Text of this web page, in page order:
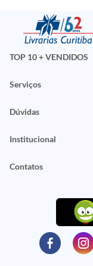
TOP 10 + VENDIDOS
Serviços
Dúvidas
Institucional
Contatos